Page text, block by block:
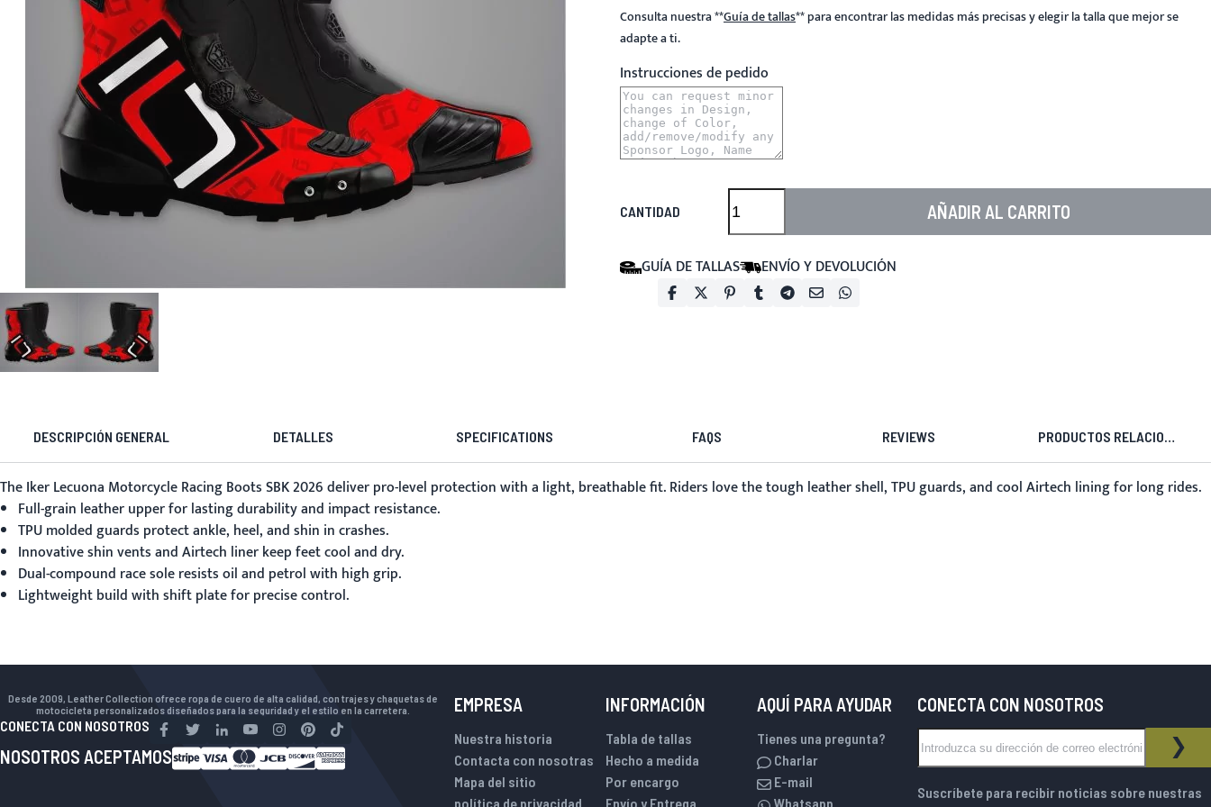
Consulta nuestra**Guía de tallas**para encontrar las medidas más precisas y elegir la talla que mejor se
adapte a ti.
Instrucciones de pedido
CANTIDAD AÑADIR AL CARRITO
GUÍA DE TALLAS ENVÍO Y DEVOLUCIÓN
DESCRIPCIÓN GENERAL DETALLES SPECIFICATIONS FAQS REVIEWS PRODUCTOS RELACIONADOS
TheIker Lecuona Motorcycle Racing Boots SBK 2026deliver pro-level protection with a light, breathable fit. Riders love the tough leather shell, TPU guards, and cool Airtech lining for long rides.
Full-grain leather upper for lasting durability and impact resistance.
TPU molded guards protect ankle, heel, and shin in crashes.
Innovative shin vents and Airtech liner keep feet cool and dry.
Dual-compound race sole resists oil and petrol with high grip.
Lightweight build with shift plate for precise control.
Desde 2009, Leather Collection ofrece ropa de cuero de alta calidad, con trajes y chaquetas de
motocicleta personalizados diseñados para la seguridad y el estilo en la carretera.
CONECTA CON NOSOTROS
NOSOTROS ACEPTAMOS
EMPRESA
Nuestra historia
Contacta con nosotras
Mapa del sitio
política de privacidad
INFORMACIÓN
Tabla de tallas
Hecho a medida
Por encargo
Envío y Entrega
AQUÍ PARA AYUDAR
Tienes una pregunta?
Charlar
E-mail
Whatsapp
CONECTA CON NOSOTROS
BOLETÍN DE NOTICIAS
Suscríbete para recibir noticias sobre nuestras